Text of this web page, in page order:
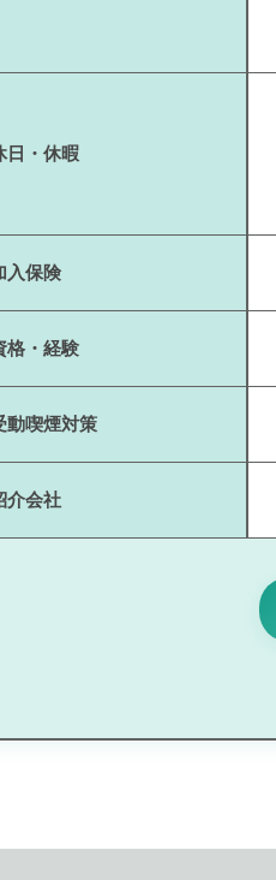
日・休暇
入保険
格・経験
動喫煙対策
介会社